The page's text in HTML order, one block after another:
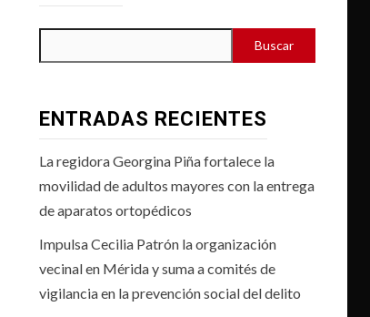
Buscar
ENTRADAS RECIENTES
La regidora Georgina Piña fortalece la
movilidad de adultos mayores con la entrega
de aparatos ortopédicos
Impulsa Cecilia Patrón la organización
vecinal en Mérida y suma a comités de
vigilancia en la prevención social del delito